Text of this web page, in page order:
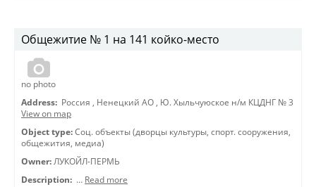
Общежитие № 1 на 141 койко-место
no photo
Address: Россия , Ненецкий АО , Ю. Хыльчуюское н/м КЦДНГ № 3
View on map
Object type: Соц. объекты (дворцы культуры, спорт. сооружения,
общежития, медиа)
Owner: ЛУКОЙЛ-ПЕРМЬ
Description: … Read more